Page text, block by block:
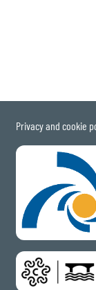
Privacy and cookie